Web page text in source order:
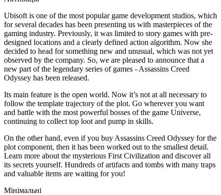
Ubisoft is one of the most popular game development studios, which
for several decades has been presenting us with masterpieces of the
gaming industry. Previously, it was limited to story games with pre-
designed locations and a clearly defined action algorithm. Now she
decided to head for something new and unusual, which was not yet
observed by the company. So, we are pleased to announce that a
new part of the legendary series of games - Assassins Creed
Odyssey has been released.
Its main feature is the open world. Now it’s not at all necessary to
follow the template trajectory of the plot. Go wherever you want
and battle with the most powerful bosses of the game Universe,
continuing to collect top loot and pump in skills.
On the other hand, even if you buy Assassins Creed Odyssey for the
plot component, then it has been worked out to the smallest detail.
Learn more about the mysterious First Civilization and discover all
its secrets yourself. Hundreds of artifacts and tombs with many traps
and valuable items are waiting for you!
Мінімальні